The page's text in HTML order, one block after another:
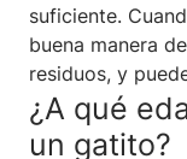
suficiente.
buena manera
residuos, y
¿A qué
un gatito?